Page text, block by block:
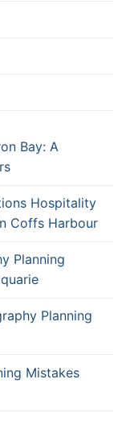
Bay: A
Hospitality
Coffs Harbour
Planning
Planning
Mistakes